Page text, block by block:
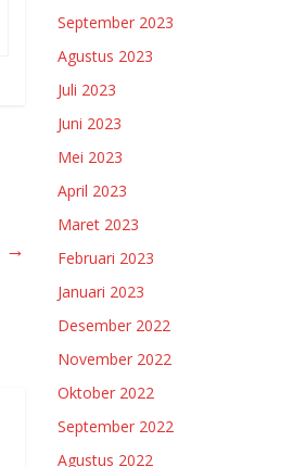
→
September 2023
Agustus 2023
Juli 2023
Juni 2023
Mei 2023
April 2023
Maret 2023
Februari 2023
Januari 2023
Desember 2022
November 2022
Oktober 2022
September 2022
Agustus 2022